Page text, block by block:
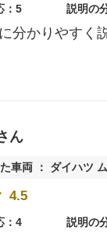
：5 説明の
分かりやすく
ん
車両 ： ダイハツ
4.5
：4 説明の